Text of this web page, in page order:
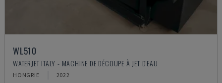
WL510
WATERJET ITALY - MACHINE DE DÉCOUPE À JET D'EAU
HONGRIE 2022